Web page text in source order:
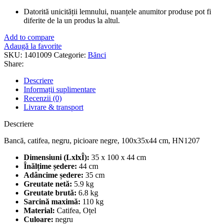
Datorită unicității lemnului, nuanțele anumitor produse pot fi
diferite de la un produs la altul.
Add to compare
Adaugă la favorite
SKU: 1401009 Categorie: Bănci
Share:
Descriere
Informații suplimentare
Recenzii (0)
Livrare & transport
Descriere
Bancă, catifea, negru, picioare negre, 100x35x44 cm, HN1207
Dimensiuni (LxlxÎ): 35 x 100 x 44 cm
Înălțime ședere: 44 cm
Adâncime ședere: 35 cm
Greutate netă: 5.9 kg
Greutate brută: 6.8 kg
Sarcină maximă: 110 kg
Material: Catifea, Oțel
Culoare: negru